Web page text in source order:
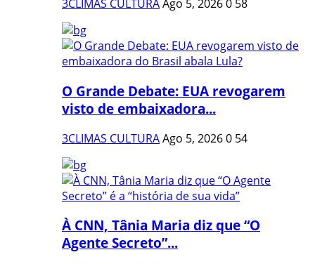
3CLIMAS CULTURAAgo 5, 20260 58
O Grande Debate: EUA revogarem
visto de embaixadora...
3CLIMAS CULTURAAgo 5, 20260 54
À CNN, Tânia Maria diz que “O
Agente Secreto”...